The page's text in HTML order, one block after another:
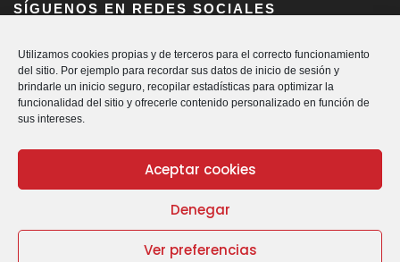
Utilizamos cookies propias y de terceros para el correcto funcionamiento
del sitio. Por ejemplo para recordar sus datos de inicio de sesión y
brindarle un inicio seguro, recopilar estadísticas para optimizar la
funcionalidad del sitio y ofrecerle contenido personalizado en función de
sus intereses.
Aceptar cookies
Denegar
Ver preferencias
SÍGUENOS EN REDES SOCIALES
© Cáritas Diocesana de Vitoria.
Política de Privacidad|Política de Cookies|Aviso Legal|Canal
| Todos los derechos reservados | CARITAS